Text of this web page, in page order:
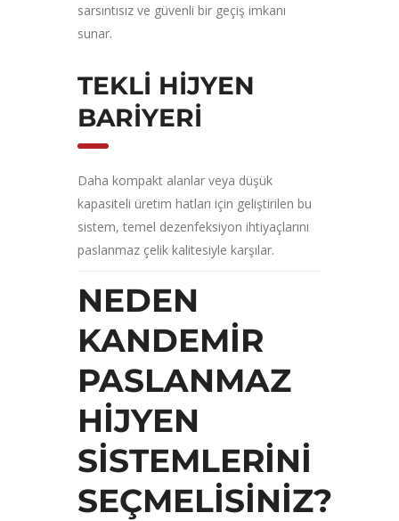
sarsıntısız ve güvenli bir geçiş imkanı
sunar.
TEKLI HIJYEN
BARIYERI
Daha kompakt alanlar veya düşük
kapasiteli üretim hatları için geliştirilen bu
sistem, temel dezenfeksiyon ihtiyaçlarını
paslanmaz çelik kalitesiyle karşılar.
NEDEN
KANDEMIR
PASLANMAZ
HIJYEN
SISTEMLERINI
SEÇMELISINIZ?